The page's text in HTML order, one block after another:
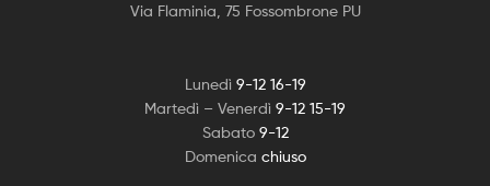
Via Flaminia, 75 Fossombrone PU
Lunedì 9-12 16-19
Martedì – Venerdì 9-12 15-19
Sabato 9-12
Domenica chiuso